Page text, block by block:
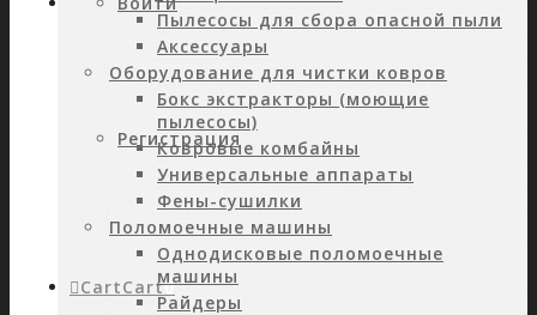
Регистрация
CartCart0
Пылесосы для сбора опасной пыли
Аксессуары
Оборудование для чистки ковров
Бокс экстракторы (моющие
пылесосы)
Ковровые комбайны
Универсальные аппараты
Фены-сушилки
Поломоечные машины
Однодисковые поломоечные
машины
Райдеры